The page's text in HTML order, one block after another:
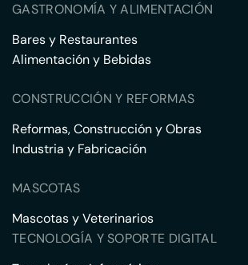
GASTRONOMÍA Y ALIMENTACIÓN
Bares y Restaurantes
Alimentación y Bebidas
CONSTRUCCIÓN Y REFORMAS
Reformas, Construcción y Obras
Industria y Fabricación
MASCOTAS
Mascotas y Veterinarios
TECNOLOGÍA Y SOPORTE DIGITAL